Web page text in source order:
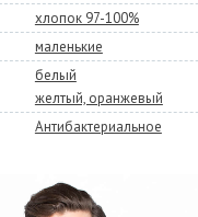
хлопок 97-100%
маленькие
белый
желтый, оранжевый
Антибактериальное